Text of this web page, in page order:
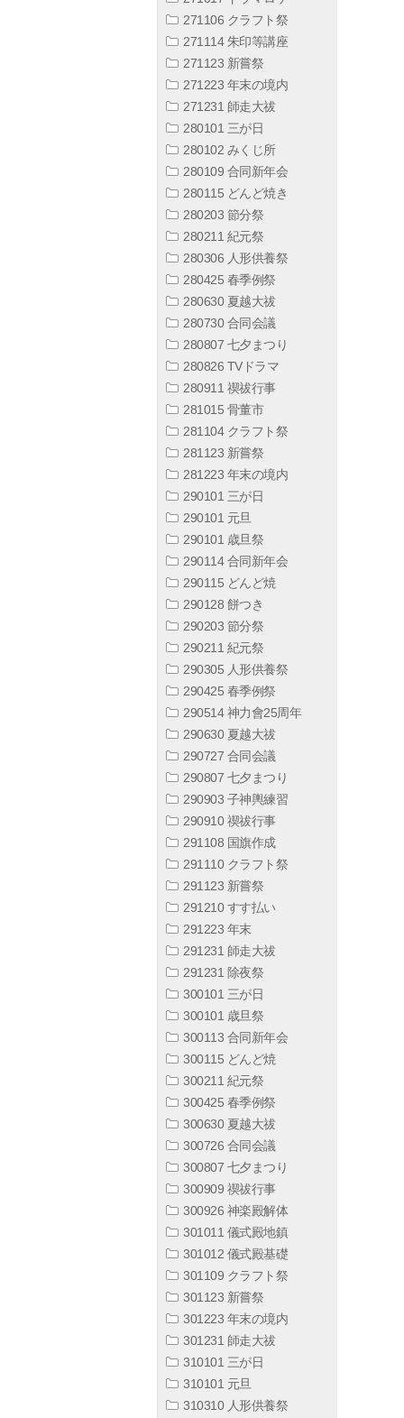
271106 クラフト祭
271114 朱印等講座
271123 新嘗祭
271223 年末の境内
271231 師走大祓
280101 三が日
280102 みくじ所
280109 合同新年会
280115 どんど焼き
280203 節分祭
280211 紀元祭
280306 人形供養祭
280425 春季例祭
280630 夏越大祓
280730 合同会議
280807 七夕まつり
280826 TVドラマ
280911 禊祓行事
281015 骨董市
281104 クラフト祭
281123 新嘗祭
281223 年末の境内
290101 三が日
290101 元旦
290101 歳旦祭
290114 合同新年会
290115 どんど焼
290128 餅つき
290203 節分祭
290211 紀元祭
290305 人形供養祭
290425 春季例祭
290514 神力會25周年
290630 夏越大祓
290727 合同会議
290807 七夕まつり
290903 子神輿練習
290910 禊祓行事
291108 国旗作成
291110 クラフト祭
291123 新嘗祭
291210 すす払い
291223 年末
291231 師走大祓
291231 除夜祭
300101 三が日
300101 歳旦祭
300113 合同新年会
300115 どんど焼
300211 紀元祭
300425 春季例祭
300630 夏越大祓
300726 合同会議
300807 七夕まつり
300909 禊祓行事
300926 神楽殿解体
301011 儀式殿地鎮
301012 儀式殿基礎
301109 クラフト祭
301123 新嘗祭
301223 年末の境内
301231 師走大祓
310101 三が日
310101 元旦
310310 人形供養祭